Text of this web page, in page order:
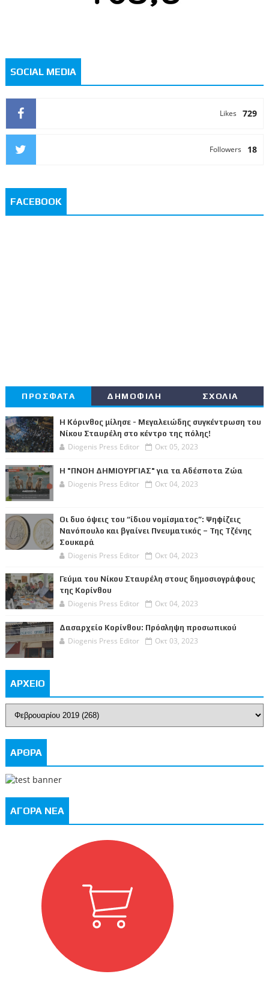
SOCIAL MEDIA
729
Likes
18
Followers
FACEBOOK
ΠΡΟΣΦΑΤΑ ΔΗΜΟΦΙΛΗ ΣΧΟΛΙΑ
Η Κόρινθος μίλησε - Μεγαλειώδης συγκέντρωση του
Νίκου Σταυρέλη στο κέντρο της πόλης!
Diogenis Press Editor Οκτ 05, 2023
Η "ΠΝΟΗ ΔΗΜΙΟΥΡΓΙΑΣ" για τα Αδέσποτα Ζώα
Diogenis Press Editor Οκτ 04, 2023
Οι δυο όψεις του “ίδιου νομίσματος”: Ψηφίζεις
Νανόπουλο και βγαίνει Πνευματικός – Της Τζένης
Σουκαρά
Diogenis Press Editor Οκτ 04, 2023
Γεύμα του Νίκου Σταυρέλη στους δημοσιογράφους
της Κορίνθου
Diogenis Press Editor Οκτ 04, 2023
Δασαρχείο Κορίνθου: Πρόσληψη προσωπικού
Diogenis Press Editor Οκτ 03, 2023
ΑΡΧΕΙΟ
ΑΡΘΡΑ
ΑΓΟΡΑ ΝΕΑ